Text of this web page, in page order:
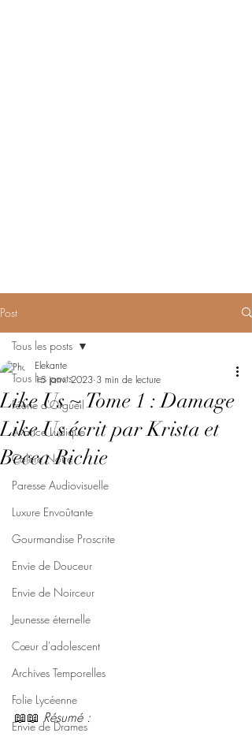
Post
Tous les posts
Féerie d'Orgueil
Avarice Ludique
Colère Noire
Paresse Audiovisuelle
Luxure Envoûtante
Gourmandise Proscrite
Envie de Douceur
Envie de Noirceur
Jeunesse éternelle
Cœur d'adolescent
Archives Temporelles
Folie Lycéenne
Envie de Drames
Tous les posts
Like Us ~ Tome 1 : Damage
Like Us écrit par Krista et
Becca Richie
Elekante
15 janv. 2023 3 min de lecture
📖📖 Résumé :